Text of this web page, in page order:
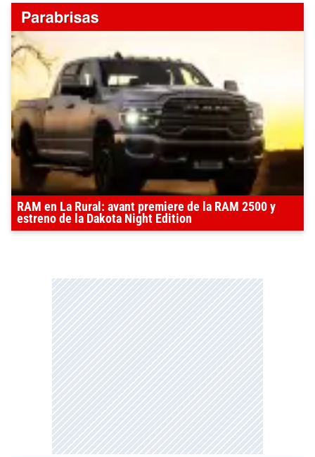
RAM en La Rural: avant premiere de la RAM 2500 y
estreno de la Dakota Night Edition